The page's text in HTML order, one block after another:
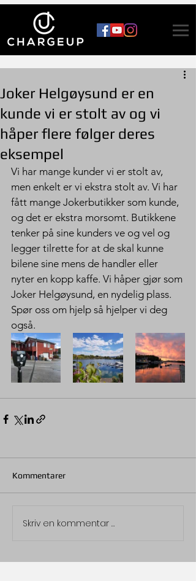
Joker Helgøysund er en
kunde vi er stolt av og vi
håper flere følger deres
eksempel
Vi har mange kunder vi er stolt av,
men enkelt er vi ekstra stolt av. Vi har
fått mange Jokerbutikker som kunde,
og det er ekstra morsomt. Butikkene
tenker på sine kunders ve og vel og
legger tilrette for at de skal kunne
bilene sine mens de handler eller
nyter en kopp kaffe. Vi håper gjør som
Joker Helgøysund, en nydelig plass.
Spør oss om hjelp så hjelper vi deg
også.
Kommentarer
Skriv en kommentar …